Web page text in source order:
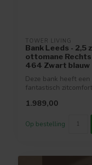
TOWER LIVING
Bank Leeds - 2,5
ottomane
464 Zwart blauw
Deze bank heeft een
fantastisch
kleu...
1.989,00
Op bestelling